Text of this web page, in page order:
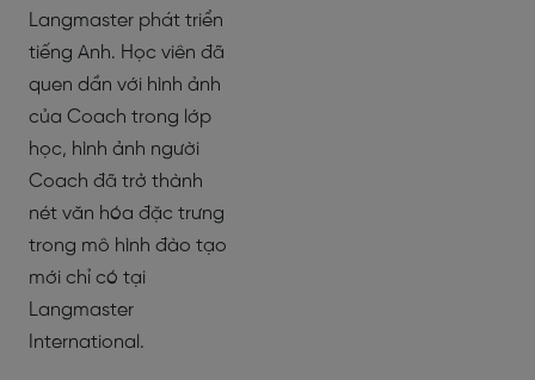
Langmaster phát triển
tiếng Anh. Học viên đã
quen dần với hình ảnh
của Coach trong lớp
học, hình ảnh người
Coach đã trở thành
nét văn hóa đặc trưng
trong mô hình đào tạo
mới chỉ có tại
Langmaster
International.